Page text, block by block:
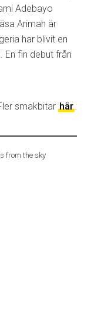
Adebayo
Arimah är
har blivit en
En fin debut från
smakbitar här.
from the sky